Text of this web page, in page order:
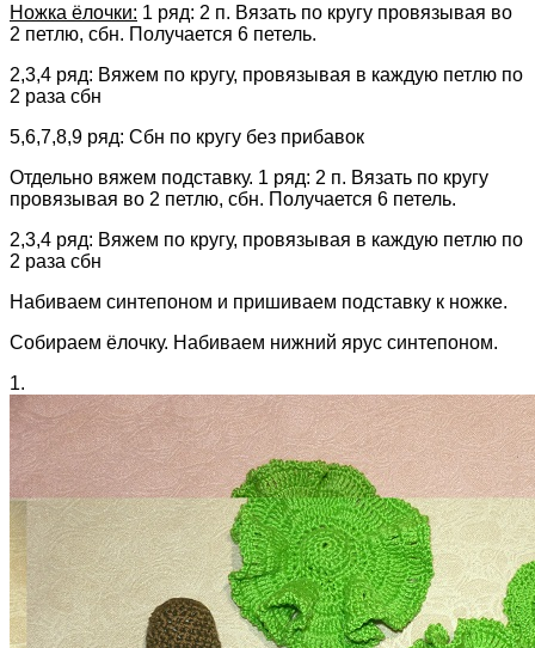
Ножка ёлочки: 1 ряд: 2 п. Вязать по кругу провязывая во
2 петлю, сбн. Получается 6 петель.
2,3,4 ряд: Вяжем по кругу, провязывая в каждую петлю по
2 раза сбн
5,6,7,8,9 ряд: Сбн по кругу без прибавок
Отдельно вяжем подставку. 1 ряд: 2 п. Вязать по кругу
провязывая во 2 петлю, сбн. Получается 6 петель.
2,3,4 ряд: Вяжем по кругу, провязывая в каждую петлю по
2 раза сбн
Набиваем синтепоном и пришиваем подставку к ножке.
Собираем ёлочку. Набиваем нижний ярус синтепоном.
1.